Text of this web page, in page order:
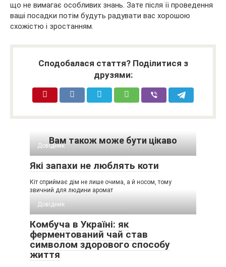
що не вимагає особливих знань. Зате після її проведення
ваші посадки потім будуть радувати вас хорошою
схожістю і зростанням.
Сподобалася стаття? Поділитися з
друзями:
Вам також може бути цікаво
Довідник
Які запахи не люблять коти
Кіт сприймає дім не лише очима, а й носом, тому
звичний для людини аромат
Довідник
Комбуча в Україні: як
ферментований чай став
символом здорового способу
життя